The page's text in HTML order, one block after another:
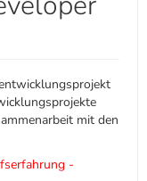
mit den
-